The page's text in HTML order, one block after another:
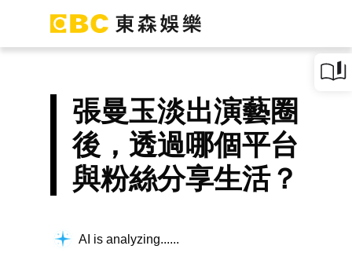
張曼玉淡出演藝圈
後，透過哪個平台
與粉絲分享生活？
AI is analyzing...